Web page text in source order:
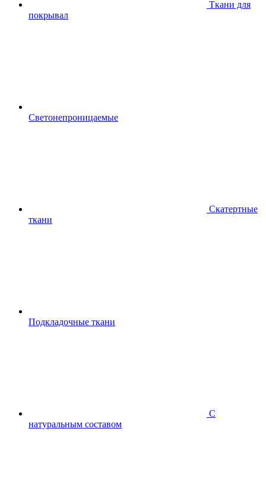
Ткани для
покрывал
Светонепроницаемые
Скатертные
ткани
Подкладочные ткани
С
натуральным составом